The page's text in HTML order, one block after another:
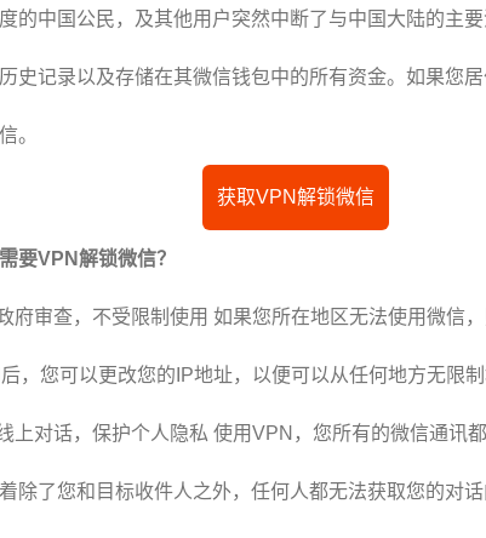
的中国公民，及其他用户突然中断了与中国大陆的主
史记录以及存储在其微信钱包中的所有资金。如果您
。
获取VPN解锁微信
要VPN解锁微信？
府审查，不受限制使用 如果您所在地区无法使用微信
，您可以更改您的IP地址，以便可以从任何地方无限制
上对话，保护个人隐私 使用VPN，您所有的微信通讯
除了您和目标收件人之外，任何人都无法获取您的对话